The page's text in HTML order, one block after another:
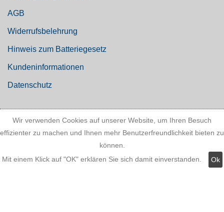
AGB
Widerrufsbelehrung
Hinweis zum Batteriegesetz
Kundeninformationen
Datenschutz
Wir verwenden Cookies auf unserer Website, um Ihren Besuch
effizienter zu machen und Ihnen mehr Benutzerfreundlichkeit bieten zu
können.
Mit einem Klick auf "OK" erklären Sie sich damit einverstanden.
Ok